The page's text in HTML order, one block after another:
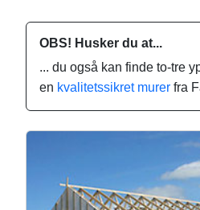
OBS! Husker du at...
... du også kan finde to-tre
en kvalitetssikret murer fra